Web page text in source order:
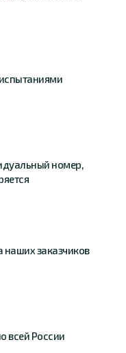
испытаниями
номер,
нашихзаказчиков
всей России